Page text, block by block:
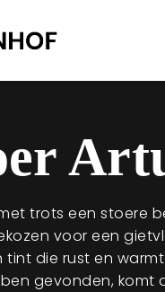
trots een stoere
voor een
tint die rust en
gevonden,